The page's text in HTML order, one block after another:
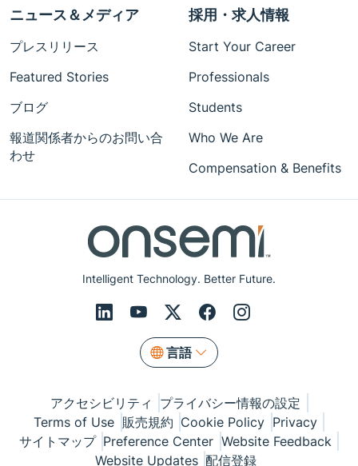
Intelligent Technology. Better Future.
言語
ニュース＆メディア
プレスリリース
Featured Stories
ブログ
報道関係者からのお問い合
わせ
採用・求人情報
Start Your Career
Professionals
Students
Who We Are
Compensation & Benefits
アクセシビリティ
プライバシー情報の設定
Terms of Use 販売規約 Cookie Policy Privacy
サイトマップ Preference Center Website Feedback
Website Updates 配信登録